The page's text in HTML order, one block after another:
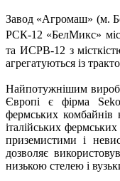
Завод «Агромаш» (м.
РСК-12 «БелМикс»
та ИСРВ-12 з
агрегатуються із
Найпотужнішим
Європі є фірма
фермських
італійських
приземистими і
дозволяє
низькою стелею і